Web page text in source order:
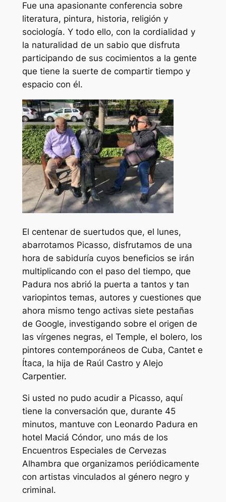
Fue una apasionante conferencia sobre
literatura, pintura, historia, religión y
sociología. Y todo ello, con la cordialidad y
la naturalidad de un sabio que disfruta
participando de sus cocimientos a la gente
que tiene la suerte de compartir tiempo y
espacio con él.
El centenar de suertudos que, el lunes,
abarrotamos Picasso, disfrutamos de una
hora de sabiduría cuyos beneficios se irán
multiplicando con el paso del tiempo, que
Padura nos abrió la puerta a tantos y tan
variopintos temas, autores y cuestiones que
ahora mismo tengo activas siete pestañas
de Google, investigando sobre el origen de
las vírgenes negras, el Temple, el bolero, los
pintores contemporáneos de Cuba, Cantet e
Ítaca, la hija de Raúl Castro y Alejo
Carpentier.
Si usted no pudo acudir a Picasso, aquí
tiene la conversación que, durante 45
minutos, mantuve con Leonardo Padura en
hotel Maciá Cóndor, uno más de los
Encuentros Especiales de Cervezas
Alhambra que organizamos periódicamente
con artistas vinculados al género negro y
criminal.